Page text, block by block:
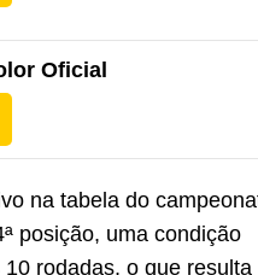
Oficial
na tabela do
posição, uma condição
rodadas, o que resulta